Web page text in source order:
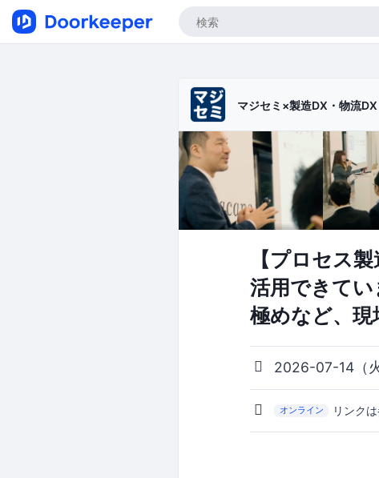
マジセミ×製造DX・物流
【プロセス
活用できてい
極めなど、
2026-07-14（
オンライン リンク